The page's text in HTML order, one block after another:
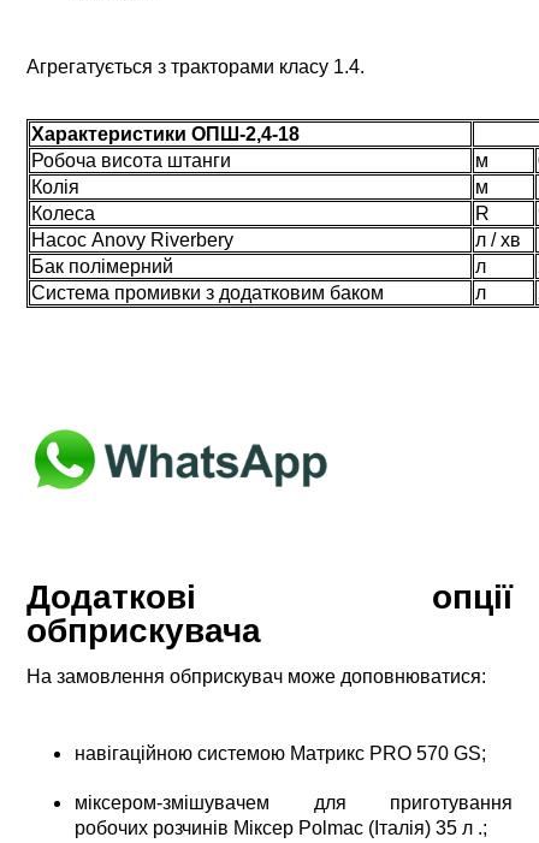
Агрегатується з тракторами класу 1.4.
Характеристики ОПШ-2,4-18
Робоча висота штанги
м
Колія
м
Колеса
R
Насос Anovy Riverbery
л / хв
Бак полімерний
л
Система промивки з додатковим баком
л
Додаткові опції
обприскувача
На замовлення обприскувач може доповнюватися:
навігаційною системою Матрикс PRO 570 GS;
міксером-змішувачем для приготування
робочих розчинів Міксер Polmac (Італія) 35 л .;